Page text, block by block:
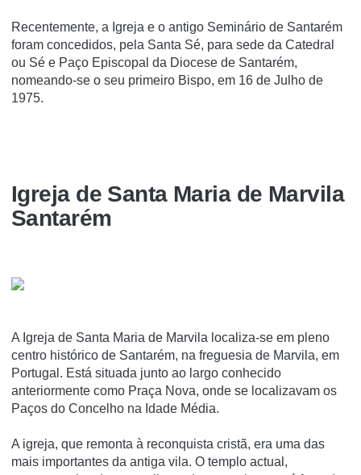
Recentemente, a Igreja e o antigo Seminário de Santarém
foram concedidos, pela Santa Sé, para sede da Catedral
ou Sé e Paço Episcopal da Diocese de Santarém,
nomeando-se o seu primeiro Bispo, em 16 de Julho de
1975.
Igreja de Santa Maria de Marvila
Santarém
A Igreja de Santa Maria de Marvila localiza-se em pleno
centro histórico de Santarém, na freguesia de Marvila, em
Portugal. Está situada junto ao largo conhecido
anteriormente como Praça Nova, onde se localizavam os
Paços do Concelho na Idade Média.
A igreja, que remonta à reconquista cristã, era uma das
mais importantes da antiga vila. O templo actual,